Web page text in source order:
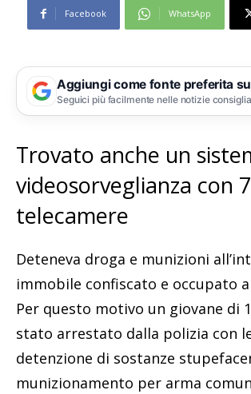
Facebook WhatsApp
Aggiungi come fonte preferita
Seguici più facilmente nelle notizie
Trovato anche un
videosorveglianza con 7
telecamere
Deteneva droga e munizioni
immobile confiscato e occupato
Per questo motivo un giovane di
stato arrestato dalla polizia con
detenzione di sostanze
munizionamento per arma